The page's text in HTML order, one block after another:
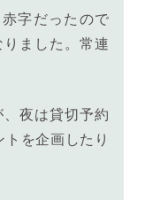
字だったので
ました。常連
夜は貸切予約
を企画したり